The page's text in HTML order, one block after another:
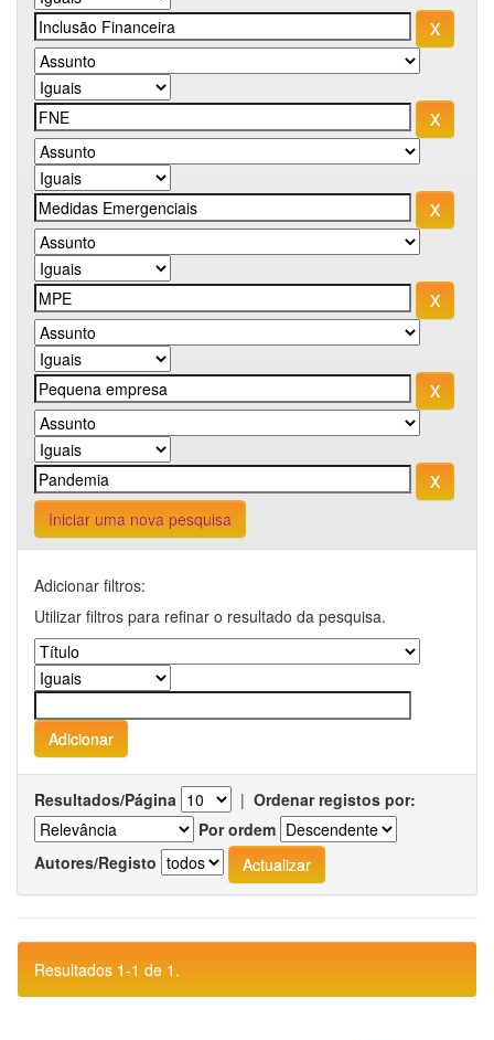
Iniciar uma nova pesquisa
Adicionar filtros:
Utilizar filtros para refinar o resultado da pesquisa.
Resultados/Página | Ordenar registos por:
Por ordem
Autores/Registo
Resultados 1-1 de 1.